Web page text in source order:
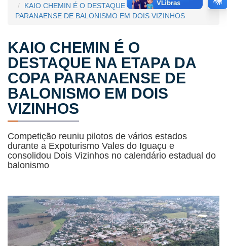
KAIO CHEMIN É O DESTAQUE NA ETAPA DA COPA
PARANAENSE DE BALONISMO EM DOIS VIZINHOS
KAIO CHEMIN É O
DESTAQUE NA ETAPA DA
COPA PARANAENSE DE
BALONISMO EM DOIS
VIZINHOS
Competição reuniu pilotos de vários estados
durante a Expoturismo Vales do Iguaçu e
consolidou Dois Vizinhos no calendário estadual do
balonismo